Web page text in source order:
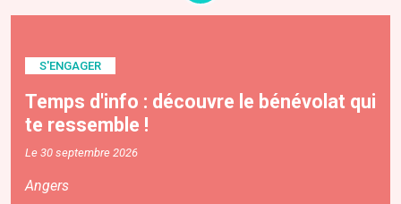
S'ENGAGER
Temps d'info : découvre le bénévolat qui
te ressemble !
Le 30 septembre 2026
Angers